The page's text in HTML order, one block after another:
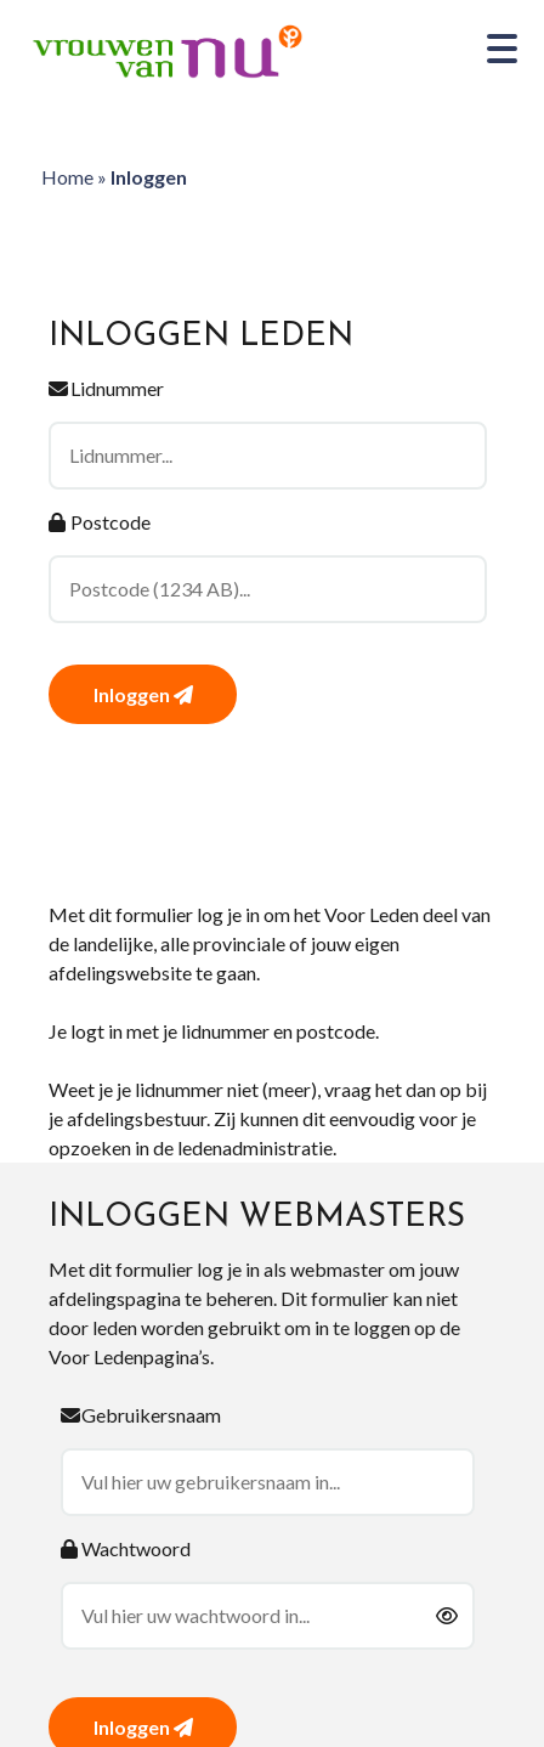
Home» Inloggen
INLOGGEN LEDEN
Lidnummer
Postcode
Inloggen
Met dit formulier log je in om het Voor Leden deel van
de landelijke, alle provinciale of jouw eigen
afdelingswebsite te gaan.
Je logt in met je lidnummer en postcode.
Weet je je lidnummer niet (meer), vraag het dan op bij
je afdelingsbestuur. Zij kunnen dit eenvoudig voor je
opzoeken in de ledenadministratie.
INLOGGEN WEBMASTERS
Met dit formulier log je in als webmaster om jouw
afdelingspagina te beheren. Dit formulier kan niet
door leden worden gebruikt om in te loggen op de
Voor Ledenpagina’s.
Gebruikersnaam
Wachtwoord
Inloggen